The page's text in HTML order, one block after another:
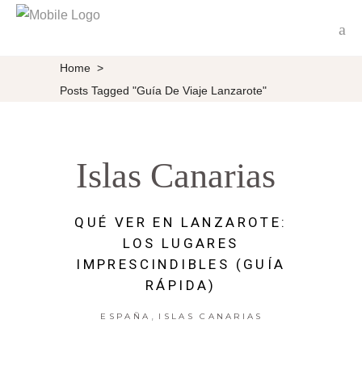
Home >
Posts Tagged "guía De Viaje Lanzarote"
Islas Canarias
QUÉ VER EN LANZAROTE:
LOS LUGARES
IMPRESCINDIBLES (GUÍA
RÁPIDA)
ESPAÑA ISLAS CANARIAS